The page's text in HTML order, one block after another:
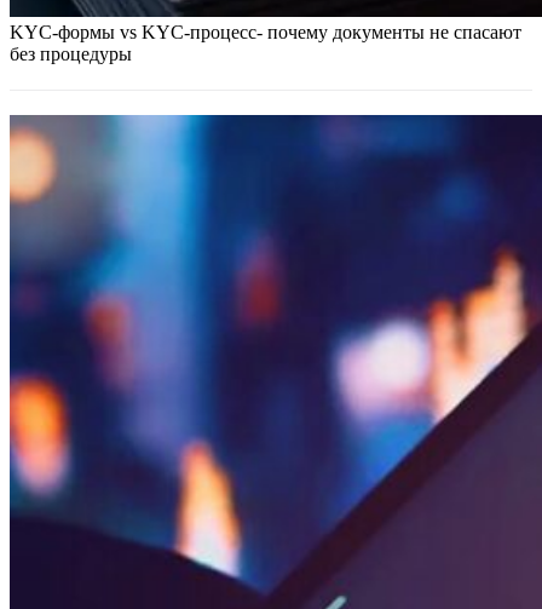
KYC-формы vs KYC-процесс- почему документы не спасают
без процедуры